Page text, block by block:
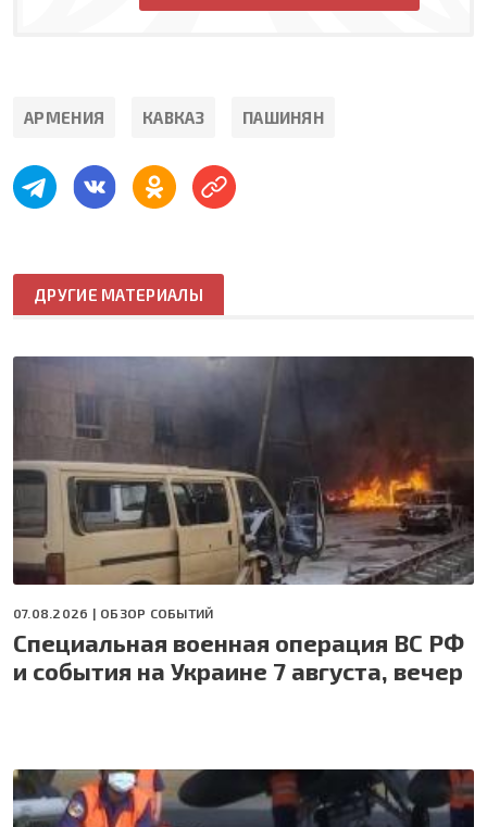
АРМЕНИЯ КАВКАЗ ПАШИНЯН
ДРУГИЕ МАТЕРИАЛЫ
07.08.2026 | ОБЗОР СОБЫТИЙ
Специальная военная операция ВС РФ
и события на Украине 7 августа, вечер